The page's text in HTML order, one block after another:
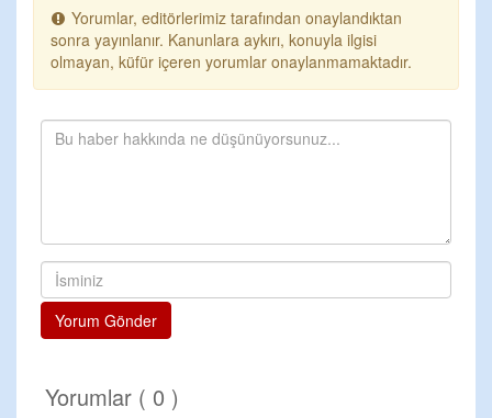
Yorumlar, editörlerimiz tarafından onaylandıktan
sonra yayınlanır. Kanunlara aykırı, konuyla ilgisi
olmayan, küfür içeren yorumlar onaylanmamaktadır.
Yorum Gönder
Yorumlar ( 0 )